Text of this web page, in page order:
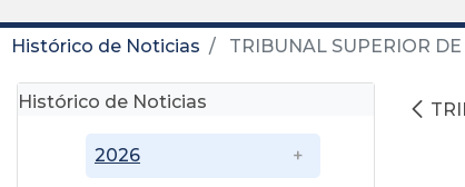
Histórico de Noticias TRIBUNAL SUPERIOR
Histórico de Noticias
2026